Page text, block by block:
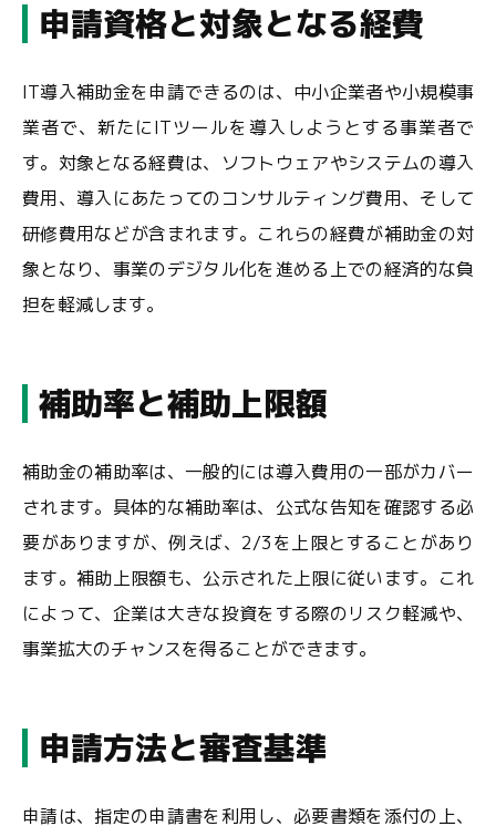
申請資格と対象となる経費
IT導入補助金を申請できるのは、中小企業者や小規模事
業者で、新たにITツールを導入しようとする事業者で
す。対象となる経費は、ソフトウェアやシステムの導入
費用、導入にあたってのコンサルティング費用、そして
研修費用などが含まれます。これらの経費が補助金の対
象となり、事業のデジタル化を進める上での経済的な負
担を軽減します。
補助率と補助上限額
補助金の補助率は、一般的には導入費用の一部がカバー
されます。具体的な補助率は、公式な告知を確認する必
要がありますが、例えば、2/3を上限とすることがあり
ます。補助上限額も、公示された上限に従います。これ
によって、企業は大きな投資をする際のリスク軽減や、
事業拡大のチャンスを得ることができます。
申請方法と審査基準
申請は、指定の申請書を利用し、必要書類を添付の上、